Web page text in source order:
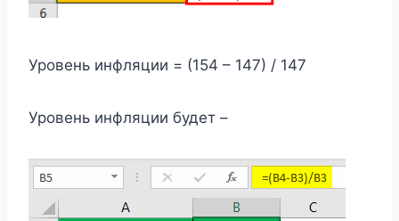
Уровень инфляции = (154 – 147) / 147
Уровень инфляции будет –